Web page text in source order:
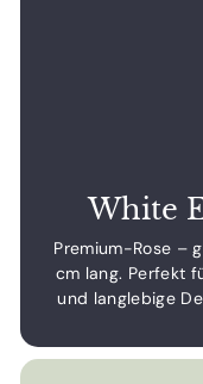
White
Premium-Rose –
cm lang. Perfekt
und langlebige